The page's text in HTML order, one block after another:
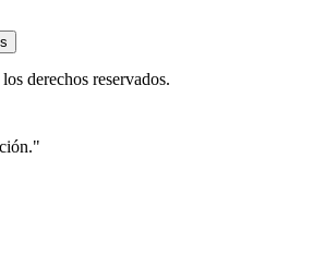
derechos reservados.